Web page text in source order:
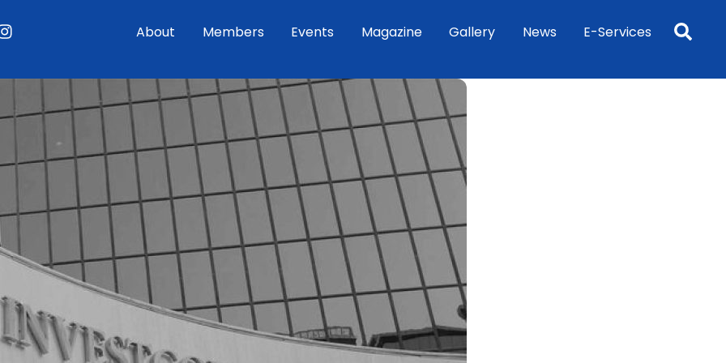
About Members Events Magazine Gallery News E-Services